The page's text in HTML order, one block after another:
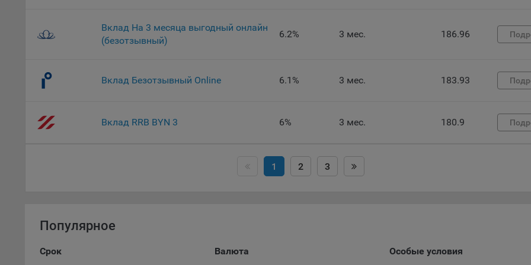
дополнительных функций сайтов, например, для хранения предпочтений
пользователя, в том числе имени пользователя или выбора языка, и для
9.3. Файлы cookie предпочтений, например, для настройки контента.
пользователем городе и других местных настройках для того, чтобы
9.4. Аналитические файлы cookie, например Яндекс.Метрика, Google
Данные файлы cookie собирают информацию о том, как пользователь
тенденциях использования сайта в целом. Общество использует
Вклад На 3 месяца выгодный онлайн
(безотзывный)
6.2% 3 мес. 186.96
Вклад Безотзывный Online 6.1% 3 мес. 183.93
Вклад RRB BYN 3 6% 3 мес. 180.9
1 2 3
Популярное
Срок Валюта Особые условия